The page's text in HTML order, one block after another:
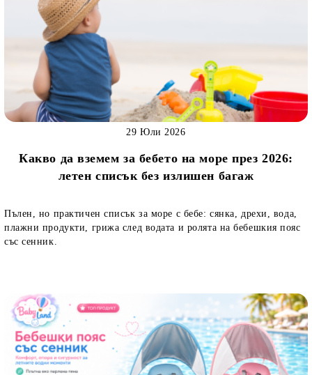
Какво да вземем за бебето на море през 2026:
летен списък без излишен багаж
29 Юли 2026
Пълен, но практичен списък за море с бебе: сянка, дрехи, вода,
плажни продукти, грижа след водата и ролята на бебешкия пояс
със сенник.